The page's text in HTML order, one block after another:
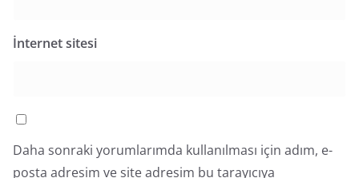
İnternet sitesi
Daha sonraki yorumlarımda kullanılması için adım, e-
posta adresim ve site adresim bu tarayıcıya